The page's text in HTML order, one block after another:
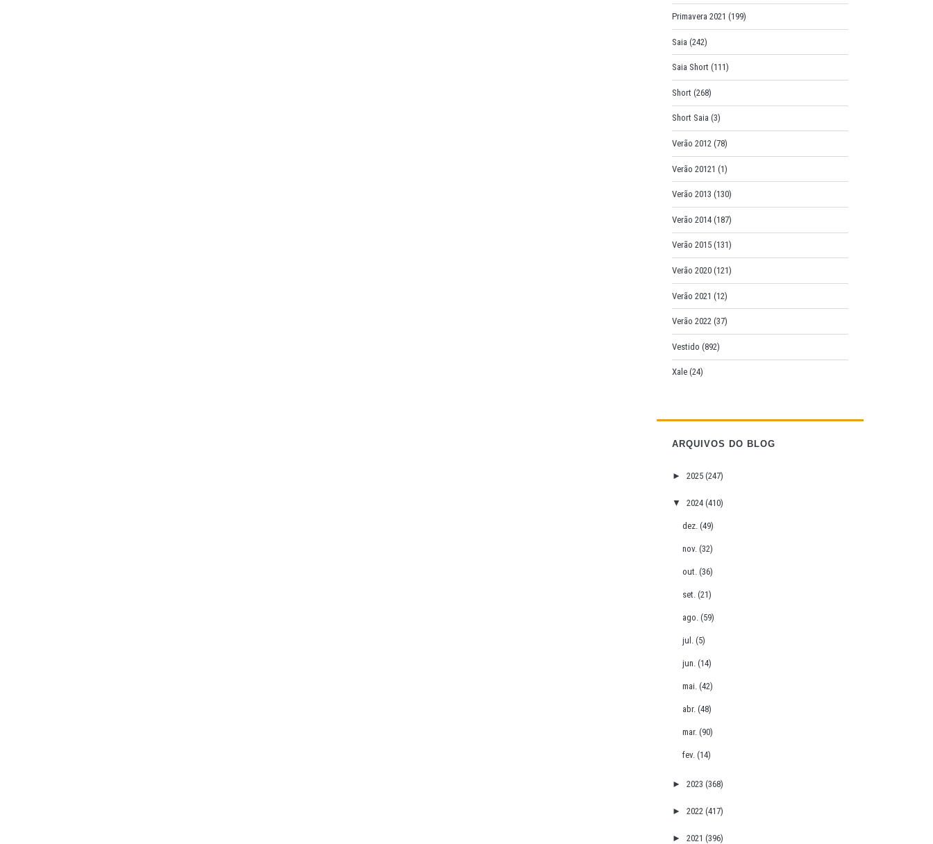
Primavera 2021 (199)
Saia (242)
Saia Short (111)
Short (268)
Short Saia (3)
Verão 2012 (78)
Verão 20121 (1)
Verão 2013 (130)
Verão 2014 (187)
Verão 2015 (131)
Verão 2020 (121)
Verão 2021 (12)
Verão 2022 (37)
Vestido (892)
Xale (24)
ARQUIVOS DO BLOG
► 2025 (247)
▼ 2024 (410)
dez.(49)
nov.(32)
out.(36)
set.(21)
ago.(59)
jul.(5)
jun.(14)
mai.(42)
abr.(48)
mar.(90)
fev.(14)
► 2023 (368)
► 2022 (417)
► 2021 (396)